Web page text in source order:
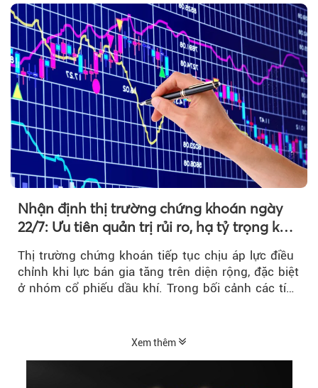
Nhận định thị trường chứng khoán ngày
22/7: Ưu tiên quản trị rủi ro, hạ tỷ trọng khi
Thị trường chứng khoán tiếp tục chịu áp lực điều
chỉnh khi lực bán gia tăng trên diện rộng, đặc biệt
ở nhóm cổ phiếu dầu khí. Trong bối cảnh các tín
Xem thêm